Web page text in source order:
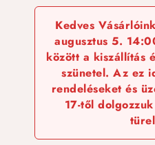
Kedves
augusztus 5.
között a kiszállítás
szünetel. Az ez
rendeléseket és
17-től